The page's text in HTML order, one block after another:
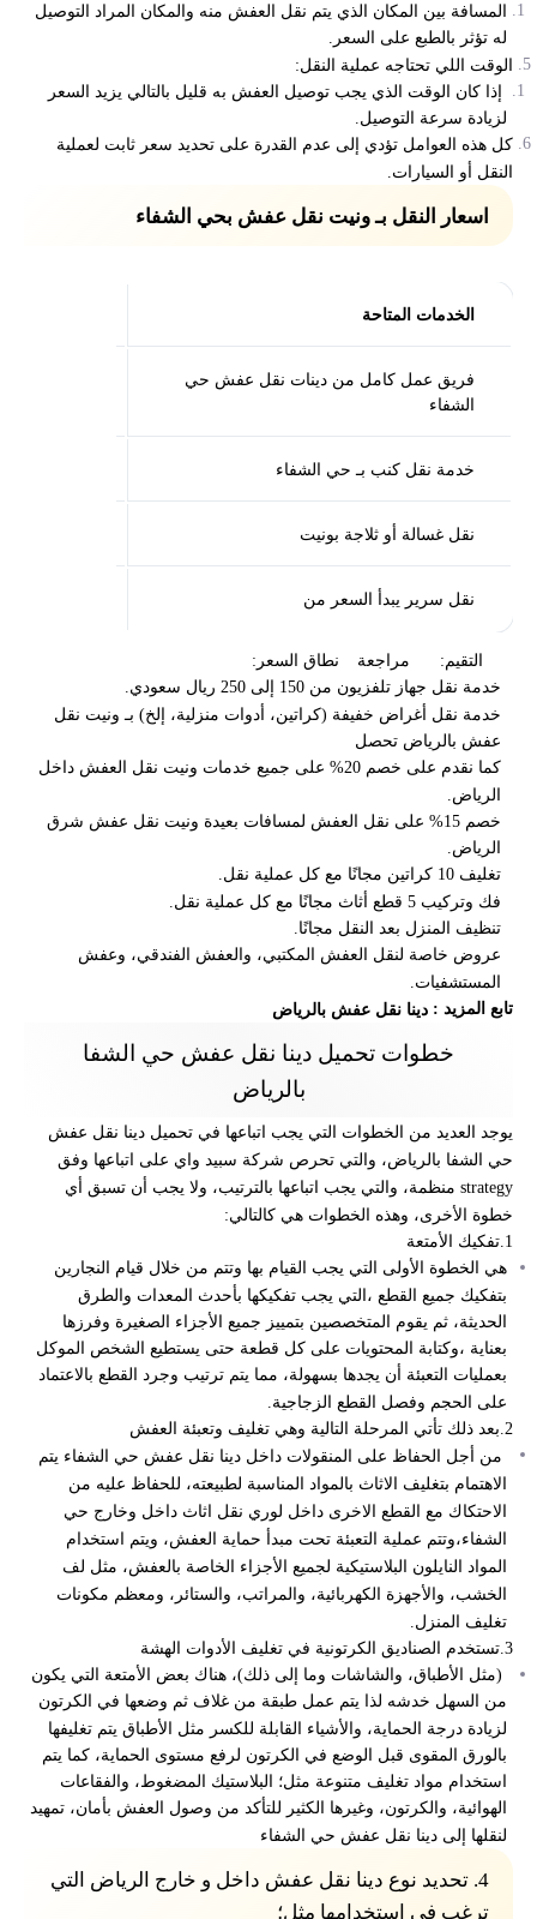
المسافة بين المكان الذي يتم نقل العفش منه والمكان المراد التوصيل
له تؤثر بالطبع على السعر.
الوقت اللي تحتاجه عملية النقل:
إذا كان الوقت الذي يجب توصيل العفش به قليل بالتالي يزيد السعر
لزيادة سرعة التوصيل.
كل هذه العوامل تؤدي إلى عدم القدرة على تحديد سعر ثابت لعملية
النقل أو السيارات.
اسعار النقل بـ ونيت نقل عفش بحي الشفاء
الخدمات المتاحة
فريق عمل كامل من دينات نقل عفش حي
الشفاء
خدمة نقل كنب بـ حي الشفاء
نقل غسالة أو ثلاجة بونيت
نقل سرير يبدأ السعر من
التقيم: مراجعة
نطاق السعر:
خدمة نقل جهاز تلفزيون من 150 إلى 250 ريال سعودي.
خدمة نقل أغراض خفيفة (كراتين، أدوات منزلية، إلخ) بـ ونيت نقل
عفش بالرياض تحصل
كما نقدم على خصم 20% على جميع خدمات ونيت نقل العفش داخل
الرياض.
خصم 15% على نقل العفش لمسافات بعيدة ونيت نقل عفش شرق
الرياض.
تغليف 10 كراتين مجانًا مع كل عملية نقل.
فك وتركيب 5 قطع أثاث مجانًا مع كل عملية نقل.
تنظيف المنزل بعد النقل مجانًا.
عروض خاصة لنقل العفش المكتبي، والعفش الفندقي، وعفش
المستشفيات.
تابع المزيد : دينا نقل عفش بالرياض
خطوات تحميل دينا نقل عفش حي الشفا
بالرياض
يوجد العديد من الخطوات التي يجب اتباعها في تحميل دينا نقل عفش
حي الشفا بالرياض، والتي تحرص شركة سبيد واي على اتباعها وفق
strategy منظمة، والتي يجب اتباعها بالترتيب، ولا يجب أن تسبق أي
خطوة الأخرى، وهذه الخطوات هي كالتالي:
1.تفكيك الأمتعة
هي الخطوة الأولى التي يجب القيام بها وتتم من خلال قيام النجارين
بتفكيك جميع القطع ،التي يجب تفكيكها بأحدث المعدات والطرق
الحديثة، ثم يقوم المتخصصين بتمييز جميع الأجزاء الصغيرة وفرزها
بعناية ،وكتابة المحتويات على كل قطعة حتى يستطيع الشخص الموكل
بعمليات التعبئة أن يجدها بسهولة، مما يتم ترتيب وجرد القطع بالاعتماد
على الحجم وفصل القطع الزجاجية.
2.بعد ذلك تأتي المرحلة التالية وهي تغليف وتعبئة العفش
من أجل الحفاظ على المنقولات داخل دينا نقل عفش حي الشفاء يتم
الاهتمام بتغليف الاثاث بالمواد المناسبة لطبيعته، للحفاظ عليه من
الاحتكاك مع القطع الاخرى داخل لوري نقل اثاث داخل وخارج حي
الشفاء،وتتم عملية التعبئة تحت مبدأ حماية العفش، ويتم استخدام
المواد النايلون البلاستيكية لجميع الأجزاء الخاصة بالعفش، مثل لف
الخشب، والأجهزة الكهربائية، والمراتب، والستائر، ومعظم مكونات
تغليف المنزل.
3.تستخدم الصناديق الكرتونية في تغليف الأدوات الهشة
(مثل الأطباق، والشاشات وما إلى ذلك)، هناك بعض الأمتعة التي يكون
من السهل خدشه لذا يتم عمل طبقة من غلاف ثم وضعها في الكرتون
لزيادة درجة الحماية، والأشياء القابلة للكسر مثل الأطباق يتم تغليفها
بالورق المقوى قبل الوضع في الكرتون لرفع مستوى الحماية، كما يتم
استخدام مواد تغليف متنوعة مثل؛ البلاستيك المضغوط، والفقاعات
الهوائية، والكرتون، وغيرها الكثير للتأكد من وصول العفش بأمان، تمهيد
لنقلها إلى دينا نقل عفش حي الشفاء
4. تحديد نوع دينا نقل عفش داخل و خارج الرياض التي
ترغب في استخدامها مثل؛